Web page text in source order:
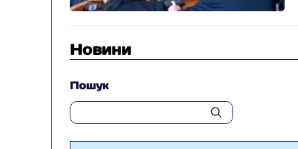
Новини
Пошук